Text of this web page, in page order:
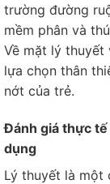
trường đường
mềm phân và
Về mặt lý thuyết
lựa chọn thân
nớt của trẻ.
Đánh giá thực
dụng
Lý thuyết là một